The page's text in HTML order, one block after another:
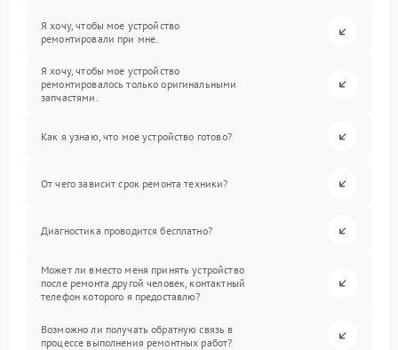
Я хочу, чтобы мое устройство
ремонтировали при мне.
Я хочу, чтобы мое устройство
ремонтировалось только оригинальными
запчастями.
Как я узнаю, что мое устройство готово?
От чего зависит срок ремонта техники?
Диагностика проводится бесплатно?
Может ли вместо меня принять устройство
после ремонта другой человек, контактный
телефон которого я предоставлю?
Возможно ли получать обратную связь в
процессе выполнения ремонтных работ?